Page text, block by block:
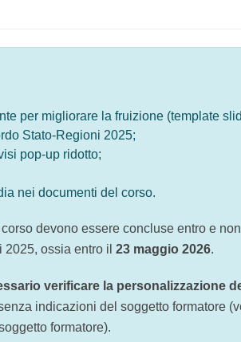
per migliorare la fruizione
Stato-Regioni 2025;
pop-up ridotto;
corso devono essere concluse entro
verificare la
neutra senza indicazioni del soggetto